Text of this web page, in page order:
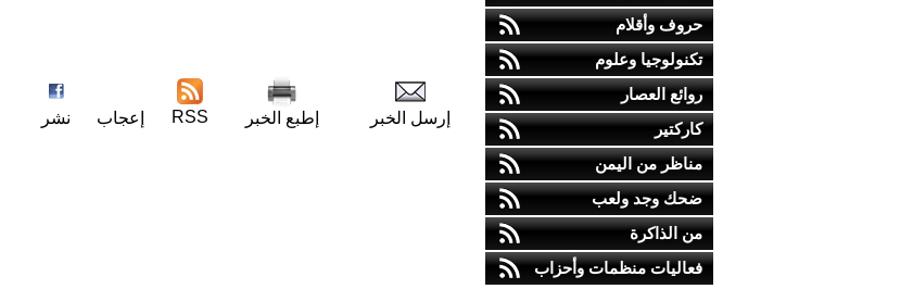
حروف وأقلام
تكنولوجيا وعلوم
روائع العصار
كاركتير
مناظر من اليمن
ضحك وجد ولعب
من الذاكرة
فعاليات منظمات وأحزاب
إرسل الخبر إطبع الخبر RSS إعجاب نشر